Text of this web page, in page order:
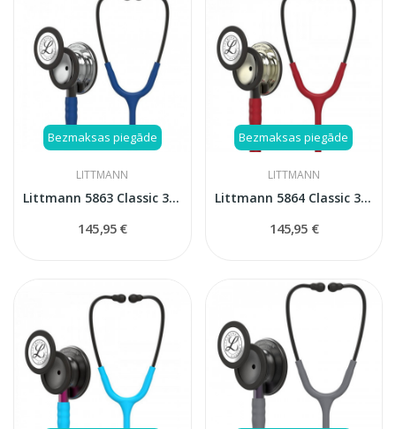
Bezmaksas piegāde
LITTMANN
Littmann 5863 Classic 3 stetoskops
145,95 €
Bezmaksas piegāde
LITTMANN
Littmann 5864 Classic 3 stetoskops
145,95 €